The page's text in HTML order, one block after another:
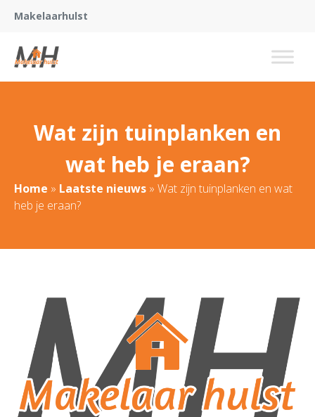
Makelaarhulst
Wat zijn tuinplanken en
wat heb je eraan?
Home » Laatste nieuws » Wat zijn tuinplanken en wat
heb je eraan?